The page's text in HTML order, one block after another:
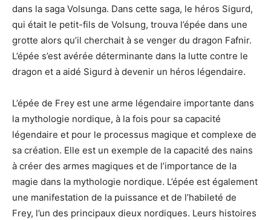
dans la saga Volsunga. Dans cette saga, le héros Sigurd,
qui était le petit-fils de Volsung, trouva l’épée dans une
grotte alors qu’il cherchait à se venger du dragon Fafnir.
L’épée s’est avérée déterminante dans la lutte contre le
dragon et a aidé Sigurd à devenir un héros légendaire.
L’épée de Frey est une arme légendaire importante dans
la mythologie nordique, à la fois pour sa capacité
légendaire et pour le processus magique et complexe de
sa création. Elle est un exemple de la capacité des nains
à créer des armes magiques et de l’importance de la
magie dans la mythologie nordique. L’épée est également
une manifestation de la puissance et de l’habileté de
Frey, l’un des principaux dieux nordiques. Leurs histoires